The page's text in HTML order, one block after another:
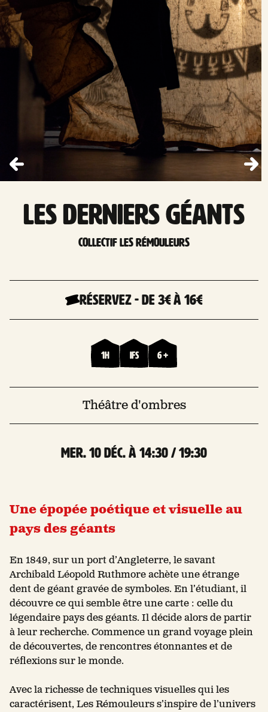
Les derniers géants
Collectif Les Rémouleurs
Réservez-De 3€à 16€
1h Ifs 6 +
Théâtre d'ombres
mer. 10 Déc. à 14:30 / 19:30
Une épopée poétique et visuelle au
pays des géants
En 1849, sur un port d’Angleterre, le savant
Archibald Léopold Ruthmore achète une étrange
dent de géant gravée de symboles. En l’étudiant, il
découvre ce qui semble être une carte : celle du
légendaire pays des géants. Il décide alors de partir
à leur recherche. Commence un grand voyage plein
de découvertes, de rencontres étonnantes et de
réflexions sur le monde.
Avec la richesse de techniques visuelles qui les
caractérisent, Les Rémouleurs s’inspire de l’univers